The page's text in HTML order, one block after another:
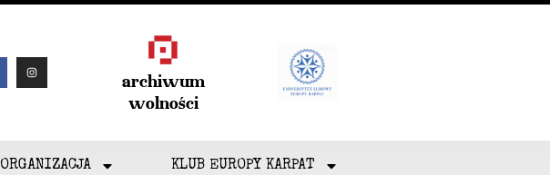
archiwum
wolności
ORGANIZACJA KLUB EUROPY KARPAT